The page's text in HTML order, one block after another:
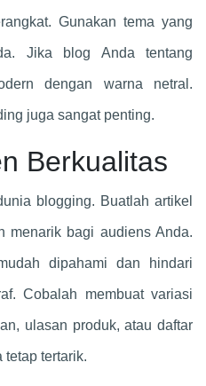
Gunakan tema yang
Jika blog Anda tentang
dengan warna netral.
juga sangat penting.
Berkualitas
blogging. Buatlah artikel
menarik bagi audiens Anda.
dipahami dan hindari
Cobalah membuat variasi
ulasan produk, atau daftar
tetap tertarik.